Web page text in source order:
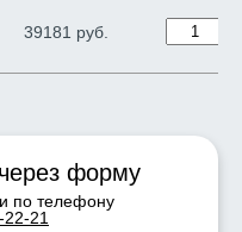
39181 руб.
форму
по телефону
21